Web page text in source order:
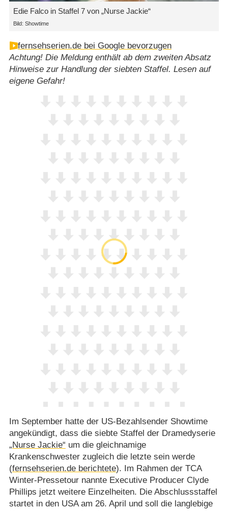
Edie Falco in Staffel 7 von „Nurse Jackie“
Bild: Showtime
fernsehserien.de bei Google bevorzugen
Achtung! Die Meldung enthält ab dem zweiten Absatz
Hinweise zur Handlung der siebten Staffel. Lesen auf
eigene Gefahr!
Im September hatte der US-Bezahlsender Showtime
angekündigt, dass die siebte Staffel der Dramedyserie
„Nurse Jackie“ um die gleichnamige
Krankenschwester zugleich die letzte sein werde
(fernsehserien.de berichtete). Im Rahmen der TCA
Winter-Pressetour nannte Executive Producer Clyde
Phillips jetzt weitere Einzelheiten. Die Abschlussstaffel
startet in den USA am 26. April und soll die langlebige